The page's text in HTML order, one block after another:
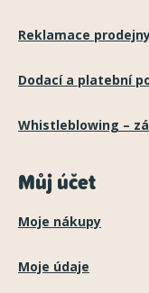
Reklamace
Dodací a platební
Whistleblowing –
Můj účet
Moje nákupy
Moje údaje